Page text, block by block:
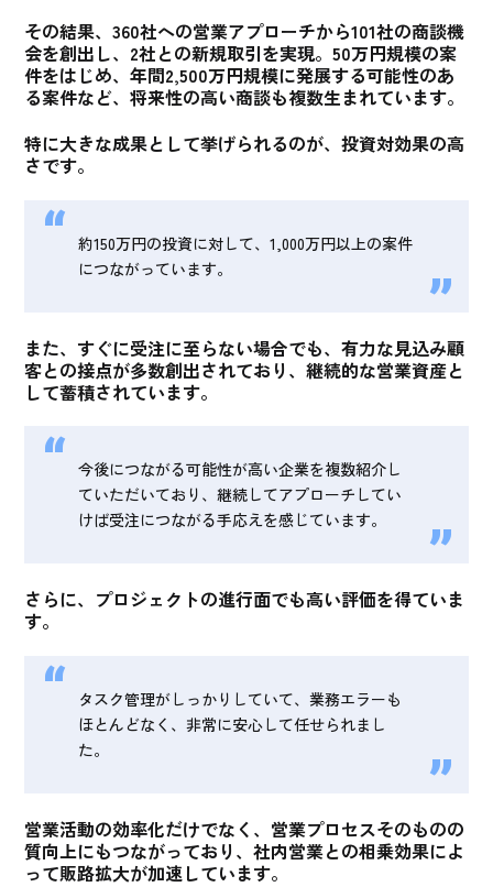
その結果、360社への営業アプローチから101社の商談機
会を創出し、2社との新規取引を実現。50万円規模の案
件をはじめ、年間2,500万円規模に発展する可能性のあ
る案件など、将来性の高い商談も複数生まれています。
特に大きな成果として挙げられるのが、投資対効果の高
さです。
約150万円の投資に対して、1,000万円以上の案件
につながっています。
また、 すぐに受注に至らない場合でも、有力な見込み顧
客との接点が多数創出されており、継続的な営業資産と
して蓄積されています。
今後につながる可能性が高い企業を複数紹介し
ていただいており、継続してアプローチしてい
けば受注につながる手応えを感じています。
さらに、 プロジェクトの進行面でも高い評価を得ていま
す。
タスク管理がしっかりしていて、業務エラーも
ほとんどなく、非常に安心して任せられまし
た。
営業活動の効率化だけでなく、営業プロセスそのものの
質向上にもつながっており、社内営業との相乗効果によ
って販路拡大が加速 しています。